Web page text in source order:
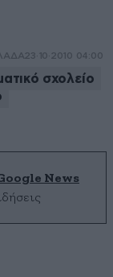
23·10·2010 04:00
σχολείο
News